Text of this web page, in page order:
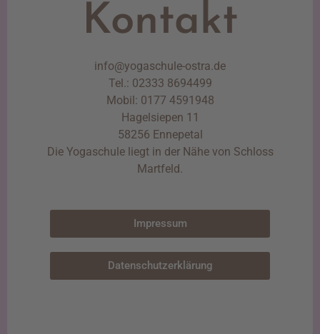
Kontakt
info@yogaschule-ostra.de
Tel.: 02333 8694499
Mobil: 0177 4591948
Hagelsiepen 11
58256 Ennepetal
Die Yogaschule liegt in der Nähe von Schloss
Martfeld.
Impressum
Datenschutzerklärung